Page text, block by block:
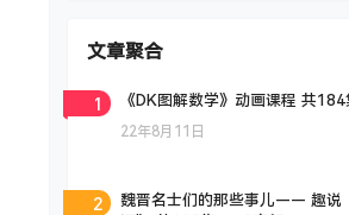
文章聚合
1 《DK图解数学》动画课程 共184
22年8月11日
2
魏晋名士们的那些事儿—— 趣说